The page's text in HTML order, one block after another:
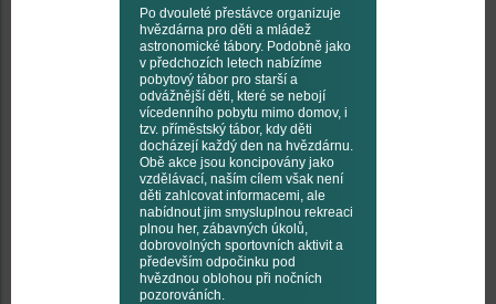
Po dvouleté přestávce organizuje
hvězdárna pro děti a mládež
astronomické tábory. Podobně jako
v předchozích letech nabízíme
pobytový tábor pro starší a
odvážnější děti, které se nebojí
vícedenního pobytu mimo domov, i
tzv. příměstský tábor, kdy děti
docházejí každý den na hvězdárnu.
Obě akce jsou koncipovány jako
vzdělávací, naším cílem však není
děti zahlcovat informacemi, ale
nabídnout jim smysluplnou rekreaci
plnou her, zábavných úkolů,
dobrovolných sportovních aktivit a
především odpočinku pod
hvězdnou oblohou při nočních
pozorováních.